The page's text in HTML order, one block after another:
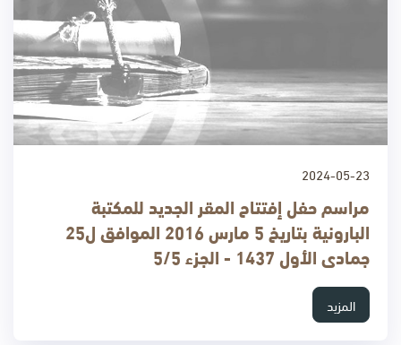
2024-05-23
مراسم حفل إفتتاح المقر الجديد للمكتبة
البارونية بتاريخ 5 مارس 2016 الموافق ل25
جمادى الأول 1437 - الجزء 5/5
المزيد